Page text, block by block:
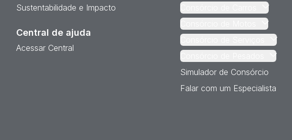
Sustentabilidade e Impacto
Central de ajuda
Acessar Central
Simulador de Consórcio
Falar com um Especialista